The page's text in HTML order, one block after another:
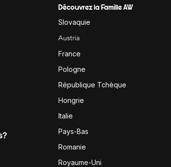
Découvrez la Famille AW
Slovaquie
Austria
France
Pologne
République Tchèque
Hongrie
Italie
Pays-Bas
Romanie
Royaume-Uni